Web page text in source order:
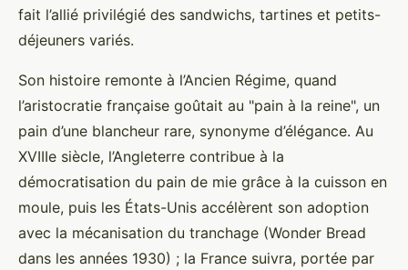
fait l’allié privilégié des sandwichs, tartines et petits-
déjeuners variés.
Son histoire remonte à l’Ancien Régime, quand
l’aristocratie française goûtait au "pain à la reine", un
pain d’une blancheur rare, synonyme d’élégance. Au
XVIIIe siècle, l’Angleterre contribue à la
démocratisation du pain de mie grâce à la cuisson en
moule, puis les États-Unis accélèrent son adoption
avec la mécanisation du tranchage (Wonder Bread
dans les années 1930) ; la France suivra, portée par